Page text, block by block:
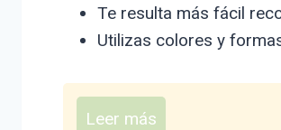
Te resulta más fácil
Utilizas colores y
Leer más